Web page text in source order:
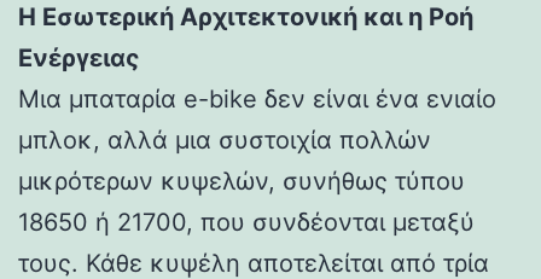
Η Εσωτερική Αρχιτεκτονική και η Ροή
Ενέργειας
Μια μπαταρία e-bike δεν είναι ένα ενιαίο
μπλοκ, αλλά μια συστοιχία πολλών
μικρότερων κυψελών, συνήθως τύπου
18650 ή 21700, που συνδέονται μεταξύ
τους. Κάθε κυψέλη αποτελείται από τρία